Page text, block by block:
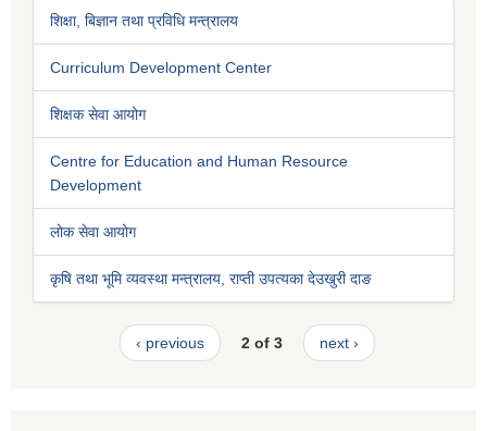
शिक्षा, बिज्ञान तथा प्रविधि मन्त्रालय
Curriculum Development Center
शिक्षक सेवा आयोग
Centre for Education and Human Resource
Development
लोक सेवा आयोग
कृषि तथा भूमि व्यवस्था मन्त्रालय, राप्ती उपत्यका देउखुरी दाङ
‹ previous 2 of 3 next ›